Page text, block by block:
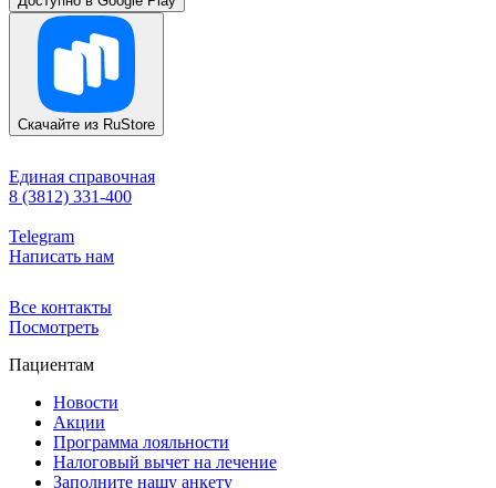
Скачайте из RuStore
Единая справочная
8 (3812) 331-400
Telegram
Написать нам
Все контакты
Посмотреть
Пациентам
Новости
Акции
Программа лояльности
Налоговый вычет на лечение
Заполните нашу анкету